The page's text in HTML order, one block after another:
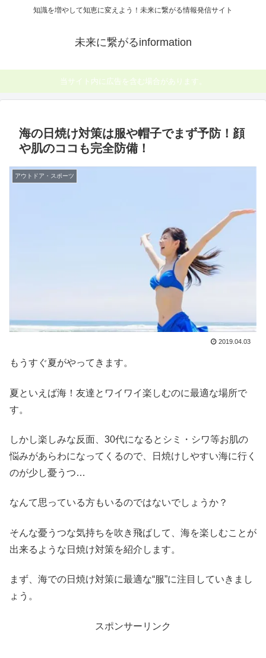
知識を増やして知恵に変えよう！未来に繋がる情報発信サイト
未来に繋がるinformation
当サイト内に広告を含む場合があります。
海の日焼け対策は服や帽子でまず予防！顔
や肌のココも完全防備！
アウトドア・スポーツ
2019.04.03
もうすぐ夏がやってきます。
夏といえば海！友達とワイワイ楽しむのに最適な場所で
す。
しかし楽しみな反面、30代になるとシミ・シワ等お肌の
悩みがあらわになってくるので、日焼けしやすい海に行く
のが少し憂うつ…
なんて思っている方もいるのではないでしょうか？
そんな憂うつな気持ちを吹き飛ばして、海を楽しむことが
出来るような日焼け対策を紹介します。
まず、海での日焼け対策に最適な“服”に注目していきまし
ょう。
スポンサーリンク